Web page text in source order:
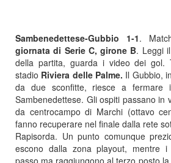
Sambenedettese-Gubbio 1-1.
giornata di Serie C, girone B. Leggi
della partita, guarda i video dei gol.
stadio Riviera delle Palme. Il Gubbio,
da due sconfitte, riesce a fermare
Sambenedettese. Gli ospiti passano in
da centrocampo di Marchi (ottavo
fanno recuperare nel finale dalla rete
Rapisorda. Un punto comunque
escono dalla zona playout, mentre i
passo ma raggiungono al terzo posto